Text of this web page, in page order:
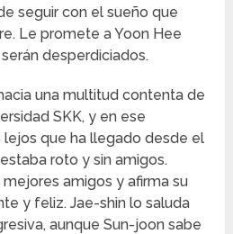
seguir con el sueño que
Le promete a Yoon Hee
desperdiciados.
una multitud contenta de
SKK, y en ese
que ha llegado desde el
roto y sin amigos.
amigos y afirma su
y feliz. Jae-shin lo saluda
aunque Sun-joon sabe